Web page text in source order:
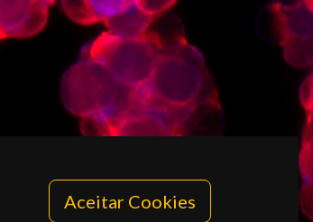
Aceitar Cookies